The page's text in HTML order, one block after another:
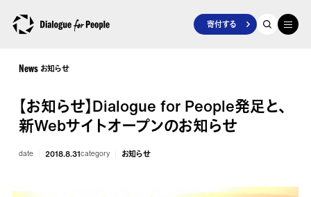
寄付する
News お知らせ
【お知らせ】Dialogue for People発足と、
新Webサイトオープンのお知らせ
date 2018.8.31category お知らせ